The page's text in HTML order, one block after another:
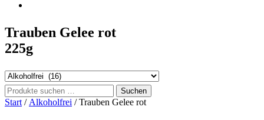
Trauben Gelee rot
225g
Suchen
nach:
Suchen
Start / Alkoholfrei / Trauben Gelee rot